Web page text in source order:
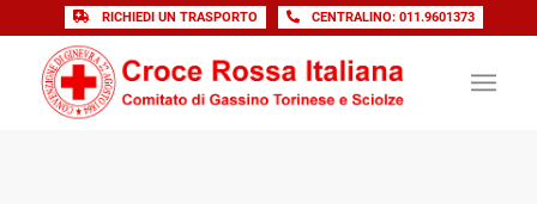
RICHIEDI UN TRASPORTO CENTRALINO: 011.9601373